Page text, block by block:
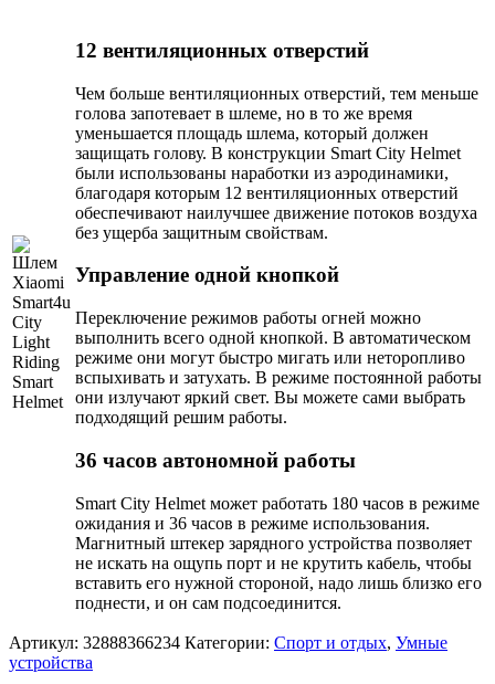
12 вентиляционных отверстий
Чем больше вентиляционных отверстий, тем меньше
голова запотевает в шлеме, но в то же время
уменьшается площадь шлема, который должен
защищать голову. В конструкции Smart City Helmet
были использованы наработки из аэродинамики,
благодаря которым 12 вентиляционных отверстий
обеспечивают наилучшее движение потоков воздуха
без ущерба защитным свойствам.
Управление одной кнопкой
Переключение режимов работы огней можно
выполнить всего одной кнопкой. В автоматическом
режиме они могут быстро мигать или неторопливо
вспыхивать и затухать. В режиме постоянной работы
они излучают яркий свет. Вы можете сами выбрать
подходящий решим работы.
36 часов автономной работы
Smart City Helmet может работать 180 часов в режиме
ожидания и 36 часов в режиме использования.
Магнитный штекер зарядного устройства позволяет
не искать на ощупь порт и не крутить кабель, чтобы
вставить его нужной стороной, надо лишь близко его
поднести, и он сам подсоединится.
Артикул: 32888366234 Категории: Спорт и отдых, Умные
устройства